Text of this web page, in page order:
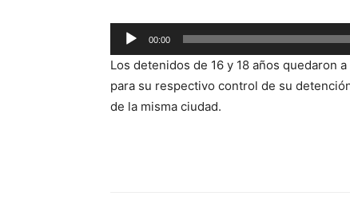
Reproductor
de
audio
00:00
Los detenidos de 16 y 18 años quedaron
para su respectivo control de su
de la misma ciudad.